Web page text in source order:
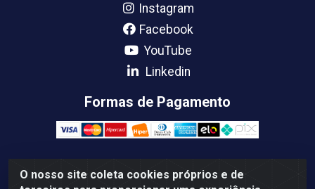
O nosso site coleta cookies próprios e de
Instagram
Facebook
YouTube
Linkedin
Formas de Pagamento
Femabra Comercio de Ferramentas e Maquinas LTDA -